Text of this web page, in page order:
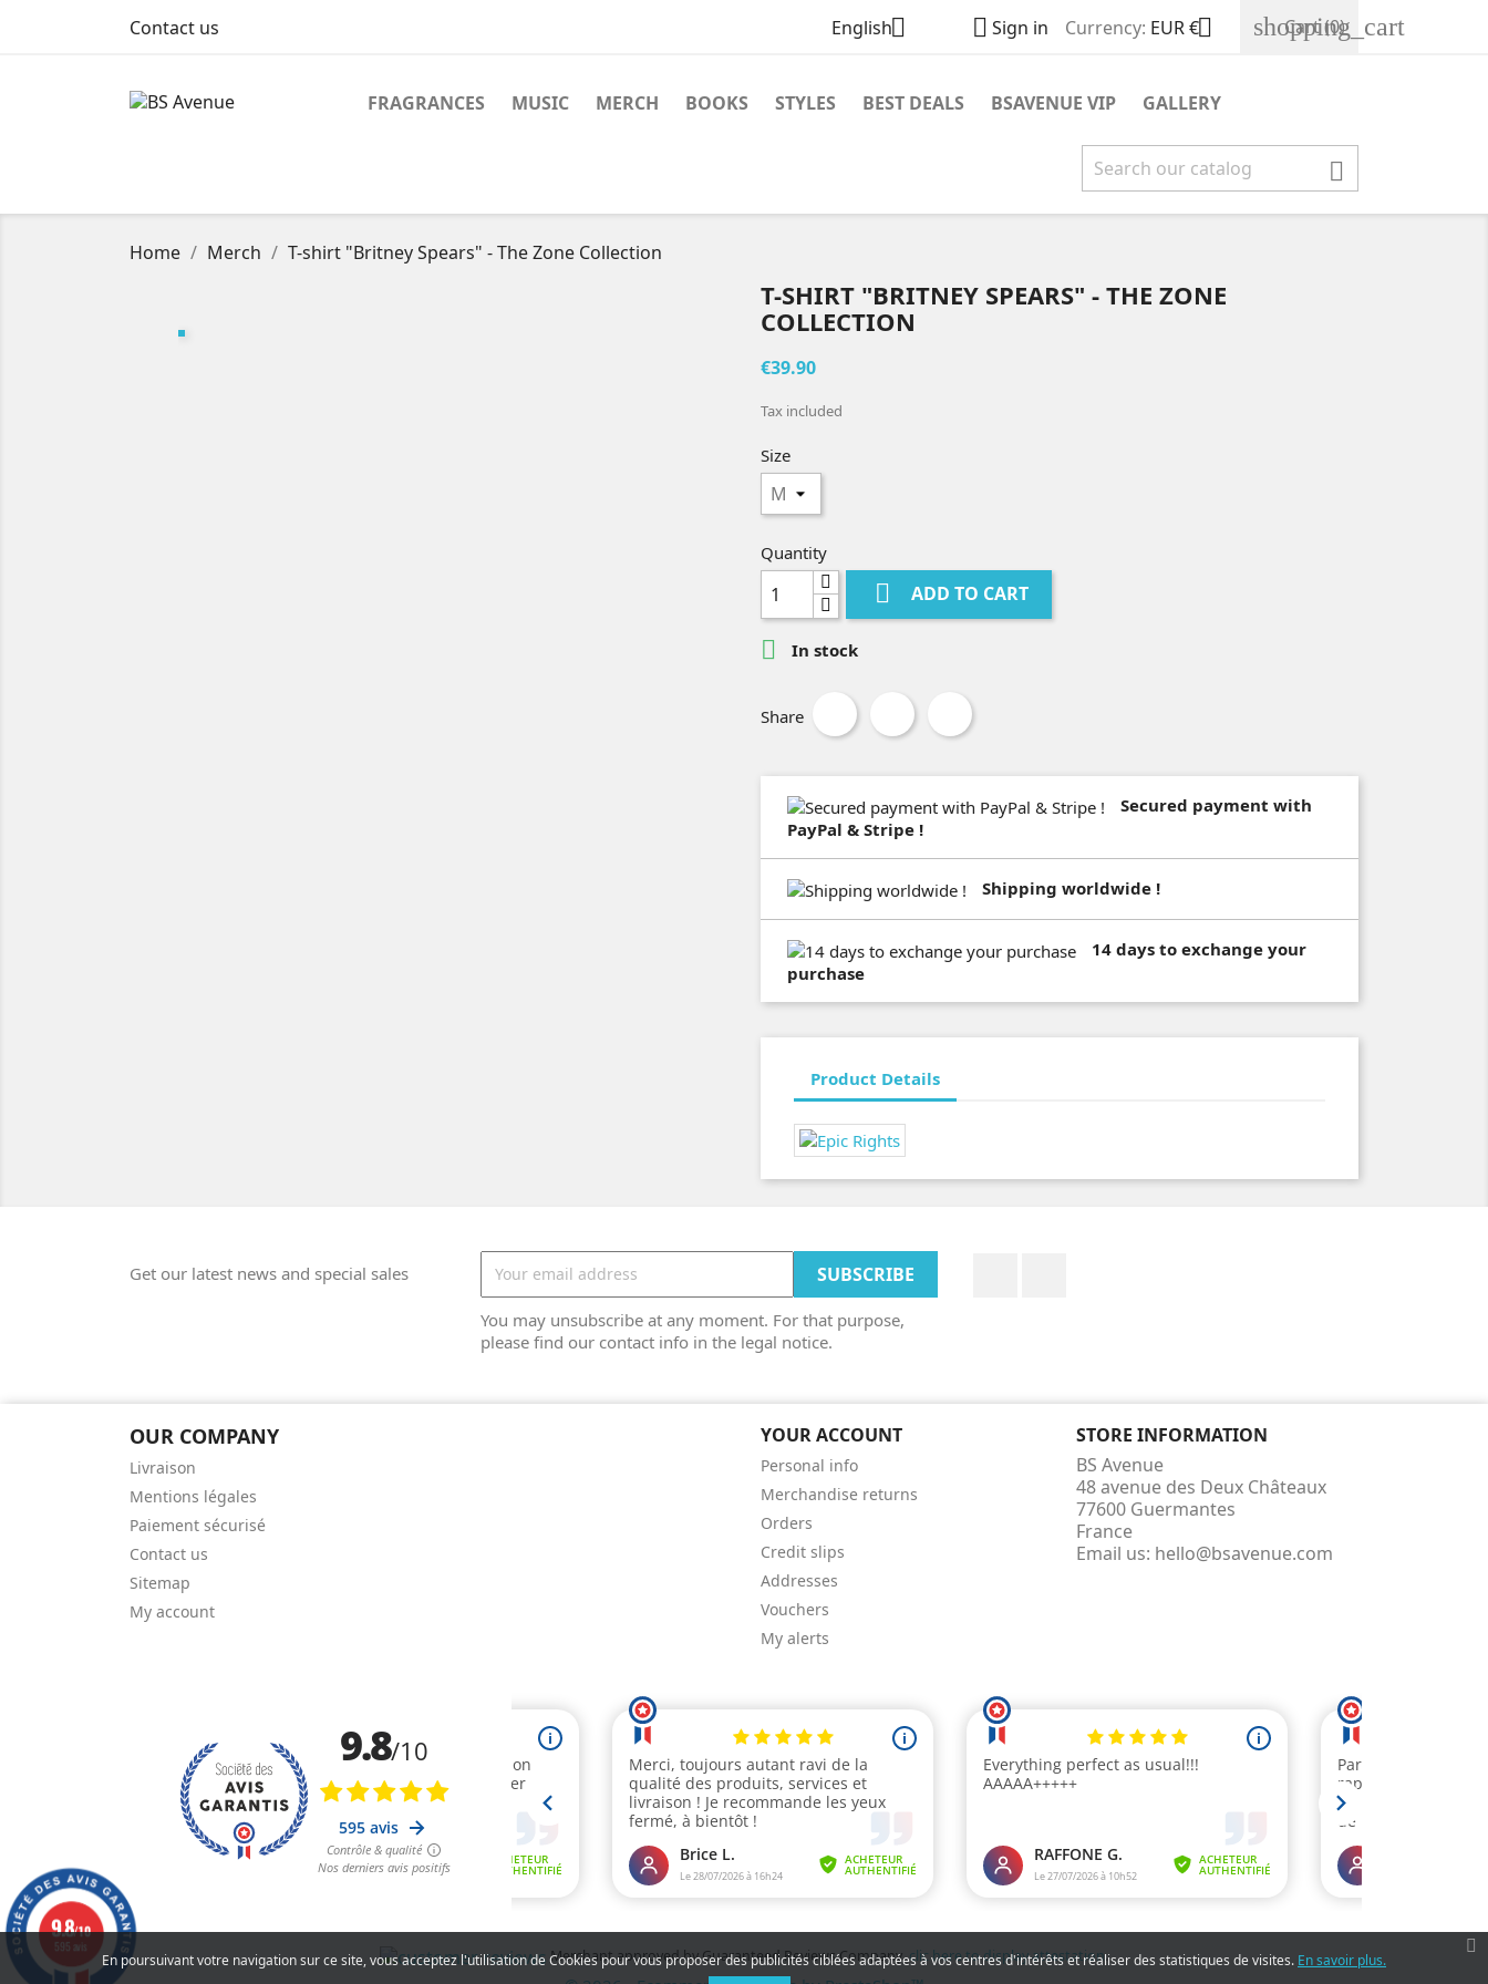
Contact us English  Sign in Currency: EUR € shopping_cart
Cart(0)
FRAGRANCES MUSIC MERCH BOOKS STYLES BEST DEALS BSAVENUE VIP GALLERY

Home Merch T-shirt "Britney Spears" - The Zone Collection
T-SHIRT "BRITNEY SPEARS" - THE ZONE
COLLECTION
€39.90
Tax included
Size
Quantity
 ADD TO CART
 In stock
Share
Secured payment with
PayPal & Stripe !
Shipping worldwide !
14 days to exchange your
purchase
Product Details
Get our latest news and special sales
You may unsubscribe at any moment. For that purpose,
please find our contact info in the legal notice.
OUR COMPANY
Livraison
Mentions légales
Paiement sécurisé
Contact us
Sitemap
My account
YOUR ACCOUNT
Personal info
Merchandise returns
Orders
Credit slips
Addresses
Vouchers
My alerts
STORE INFORMATION
BS Avenue
48 avenue des Deux Châteaux
77600 Guermantes
France
Email us: hello@bsavenue.com
Merchant approved by Guaranteed Reviews Company,clic here to display attestation.
En poursuivant votre navigation sur ce site, vous acceptez l'utilisation de Cookies pour vous proposer des publicités ciblées adaptées à vos centres d'intérêts et réaliser des statistiques de visites. En savoir plus.
9.8/10
595 avis